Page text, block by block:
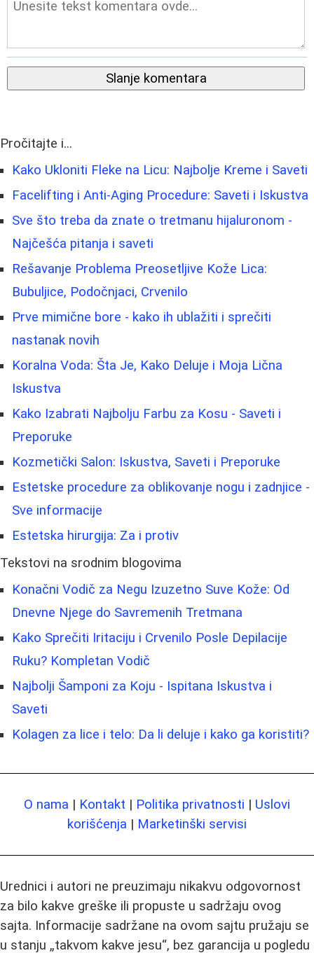
Slanje komentara
Pročitajte i...
Kako Ukloniti Fleke na Licu: Najbolje Kreme i Saveti
Facelifting i Anti-Aging Procedure: Saveti i Iskustva
Sve što treba da znate o tretmanu hijaluronom -
Najčešća pitanja i saveti
Rešavanje Problema Preosetljive Kože Lica:
Bubuljice, Podočnjaci, Crvenilo
Prve mimične bore - kako ih ublažiti i sprečiti
nastanak novih
Koralna Voda: Šta Je, Kako Deluje i Moja Lična
Iskustva
Kako Izabrati Najbolju Farbu za Kosu - Saveti i
Preporuke
Kozmetički Salon: Iskustva, Saveti i Preporuke
Estetske procedure za oblikovanje nogu i zadnjice -
Sve informacije
Estetska hirurgija: Za i protiv
Tekstovi na srodnim blogovima
Konačni Vodič za Negu Izuzetno Suve Kože: Od
Dnevne Njege do Savremenih Tretmana
Kako Sprečiti Iritaciju i Crvenilo Posle Depilacije
Ruku? Kompletan Vodič
Najbolji Šamponi za Koju - Ispitana Iskustva i
Saveti
Kolagen za lice i telo: Da li deluje i kako ga koristiti?
O nama | Kontakt | Politika privatnosti | Uslovi
korišćenja | Marketinški servisi
Urednici i autori ne preuzimaju nikakvu odgovornost
za bilo kakve greške ili propuste u sadržaju ovog
sajta. Informacije sadržane na ovom sajtu pružaju se
u stanju „takvom kakve jesu“, bez garancija u pogledu